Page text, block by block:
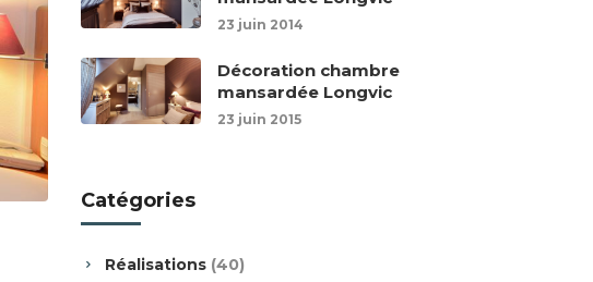
23 juin 2014
Décoration chambre
mansardée Longvic
23 juin 2015
Catégories
Réalisations (40)